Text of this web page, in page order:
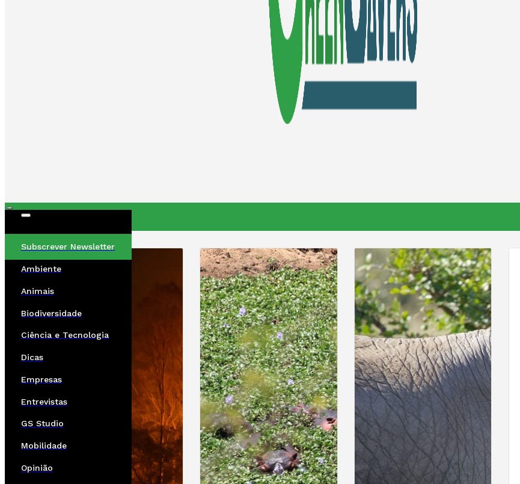
Subscrever Newsletter
Ambiente
Animais
Biodiversidade
Ciência e Tecnologia
Dicas
Empresas
Entrevistas
GS Studio
Mobilidade
Opinião